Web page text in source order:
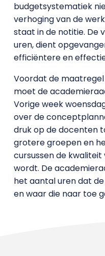
budgetsystematiek
verhoging van de
staat in de notitie. De
uren, dient
efficiëntere en
Voordat de
moet de
Vorige week
over de
druk op de docenten
grotere groepen en
cursussen de
wordt. De
het aantal uren dat
en waar die naar toe